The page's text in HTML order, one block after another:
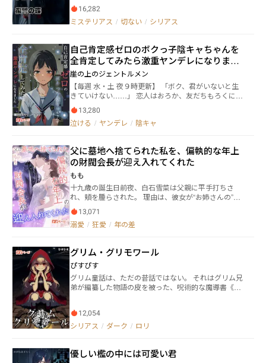
ティーナに冷たく滾る憎しみの感情をぶつけ、尊厳を
踏みにじるジグムント。 さらにかつての婚約者サミュ
エルのある言葉によって、フィオレンティーナは「稀
ほんの始まりだ。もっと堕ちるがいい。お前はこれか
ら一生を賭けて償うのだ。お前の祖国が犯した罪を
な」 ジグムントの言う、祖国ロリニュスが犯した罪と
償いとはなんなのか。 そして、フィオレンティーナに
夜明けは来るのか。 時を超えて重なり合う、二組の男
女の愛と憎しみ。その先に見つけ出された答えと、二
つの国の行く末は……？ ※当面は毎週火・金曜日の19:
00に更新します。応援よろしくお願いします！
に向かないの？」 美緒《みお》は、寝室で穏やかに
眠る夫・蓮司《れんじ》を見つめながら、胸の奥に押
で食卓を囲み、寄り添って生きていく未来を疑いもせ
ず信じてきた。 けれど、その信頼は音もなく崩れ落
ちていた。 スマホに残された見知らぬ女の名。 枕
元に漂う、嗅いだことのない 甘やかな香水の匂い。
そして、偶然見てしまった―― 彼が別の女を抱きしめる
姿。 その瞬間、彼の「愛してる」という言葉が、ど
れほど残酷な嘘であったかを思い知った。 愛してい
るからこそ 裏切りの痛みは深く、鋭く。 胸をえぐら
れるような苦しみは、美緒を夜ごと泣かせ、枕を濡ら
を狂わせ、やがてひとつの決意に辿り着かせる。
「復讐する……」 囁く声は震えていなかった。 優
しい妻の仮面をかぶりながら 胸の奥で確かに燃え始め
た炎。 それは誰にも気づかれず 誰にも止められず、
彼女自身すら 制御できぬほどに膨れ上がっていく。
愛しているのに、愛されない――。 その絶望が、美緒を
“仕掛ける女”へと変えてゆく。 狂おしいほどの愛
が、冷たく計算された復讐の幕を、静かに、確実に開
けていったのだった。
16,282
ミステリアス / 切ない / シリアス
自己肯定感ゼロのボクっ子陰キャちゃんを
全肯定してみたら激重ヤンデレになりまし
た
崖の上のジェントルメン
【毎週 水・土 夜９時更新】 「ボク、君がいないと生
きていけない……」 恋人はおろか、友だちもろくにい
ない孤独な少女「黒影 彩月」は、いつも自分に自信が
なく、生きているだけで苦しかった。 好きな漫画キャ
ラクターに憧れて、自分の一人称を「ボク」と使って
彼女は深く傷ついていた。 「ボクなんて、いない方が
いいんだ……」 自分らしく生きることができず、自分
の存在自体も否定してしまう彩月。そんな彼女は、あ
る日クラスの席替えによって「白坂 優樹」という少年
と隣同士になる。 「僕は、君の一人称が『ボク』なの
は、君らしくていいと思うよ」 優樹は、彼女のことを
唯一肯定してくれる存在だった。彼だけが自分に微笑
んでくれた。彼だけが自分の言葉に耳を傾けてくれ
た。 そんな彼に対して、彩月は次第に恋心を抱き始め
の、不器用な恋愛物語。
13,280
泣ける / ヤンデレ / 陰キャ
父に墓地へ捨てられた私を、偏執的な年上
の財閥会長が迎え入れてくれた
もも
十九歳の誕生日前夜、白石雪菜は父親に平手打ちさ
れ、頬を腫らされた。 理由は、彼女が“お姉さんの”新
品の靴を履いていたから—— それは本来、父が彼女に
贈るはずの誕生日プレゼントだった。 異母姉は泣くふ
りをし、父は雪菜を家から追い出した。 運転手は彼女
身を縮めていた。 もう人生は終わったのだと思ったそ
のとき—— 酔った見知らぬ男が、酒を差し出してき
た。 「俺が君に“家”をあげる。」 男はそう言った。 そ
の男の名は水嶋優斗。三十二歳。 日本五大財閥の一つ
を掌握する権力者。 莫大な資産と絶大な影響力を持ち
を家へ連れ帰り、彼女専用のスケートリンクをつく
り、 フィギュアスケートの夢を全力で支えた。 外には
冷酷無情な男が、 彼女にだけは偏執的なまでに甘く、
13,071
溺愛 / 狂愛 / 年の差
グリム・グリモワール
ぴすぴす
グリム童話は、ただの昔話ではない。 それはグリム兄
弟が編纂した物語の皮を被った、呪術的な魔導書《グ
ちは読み手《マスター》と契約してこの世界に姿を取
る。 平凡な青年・久我九朗は、暴言と銃火器を撒き散
った。 彼女は――残虐性・嗜虐性・悪意を含んだ初版、失
12,054
シリアス / ダーク / ロリ
優しい檻の中には可愛い君